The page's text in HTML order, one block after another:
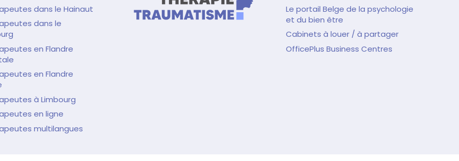
dans le Hainaut
dans le
en Flandre
en Flandre
à Limbourg
en ligne
multilangues
Le portail Belge de la psychologie
et du bien être
Cabinets à louer / à partager
OfficePlus Business Centres